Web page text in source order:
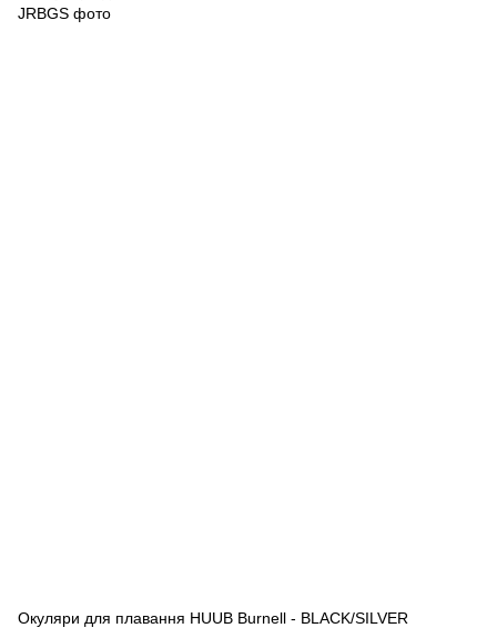
Окуляри для плавання HUUB Burnell - BLACK/SILVER